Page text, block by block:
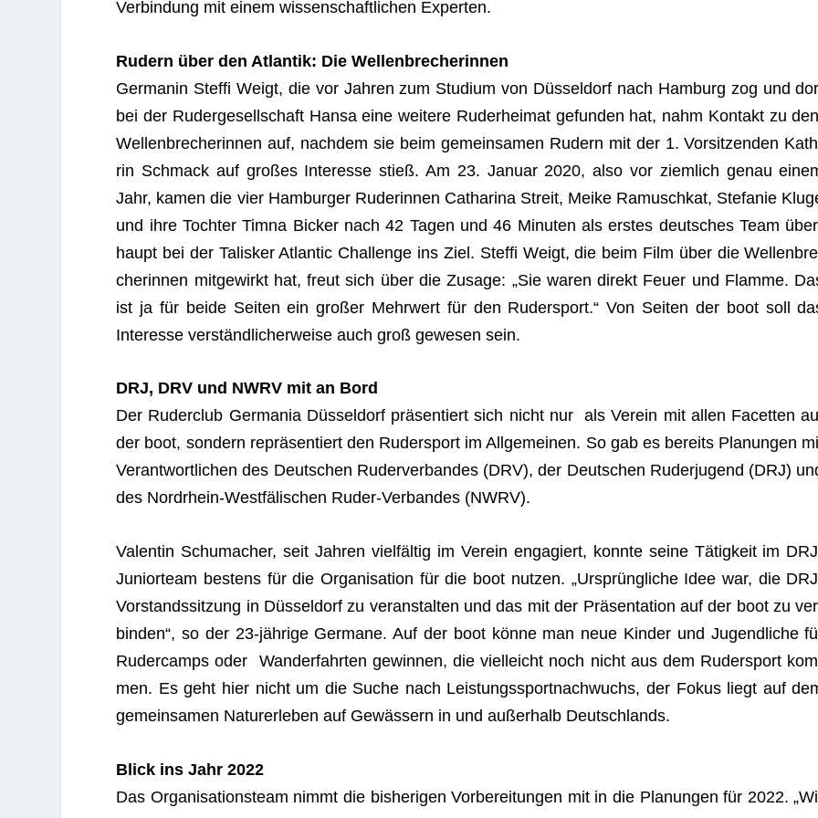
Ver­bin­dung mit einem wis­sen­schaft­li­chen Experten.
Rudern über den Atlan­tik: Die Wellenbrecherinnen
Ger­ma­nin Steffi Weigt, die vor Jah­ren zum Stu­dium von Düs­sel­dorf nach Ham­burg zog und
bei der Ruder­ge­sell­schaft Hansa eine wei­tere Ruder­hei­mat gefun­den hat, nahm Kon­takt zu den
Wel­len­bre­che­rin­nen auf, nach­dem sie beim gemein­sa­men Rudern mit der 1. Vor­sit­zen­den
rin Schmack auf gro­ßes Inter­esse stieß. Am 23. Januar 2020, also vor ziem­lich genau
Jahr, kamen die vier Ham­bur­ger Rude­rin­nen Catha­rina Streit, Meike Ramusch­kat, Ste­fa­nie
und ihre Toch­ter Timna Bicker nach 42 Tagen und 46 Minu­ten als ers­tes deut­sches Team
haupt bei der Talis­ker Atlan­tic Chall­enge ins Ziel. Steffi Weigt, die beim Film über die
che­rin­nen mit­ge­wirkt hat, freut sich über die Zusage: „Sie waren direkt Feuer und Flamme.
ist ja für beide Sei­ten ein gro­ßer Mehr­wert für den Ruder­sport.“ Von Sei­ten der boot soll
Inter­esse ver­ständ­li­cher­weise auch groß gewe­sen sein.
DRJ, DRV und NWRV mit an Bord
Der Ruder­club Ger­ma­nia Düs­sel­dorf prä­sen­tiert sich nicht nur als Ver­ein mit allen Facet­ten
der boot, son­dern reprä­sen­tiert den Ruder­sport im All­ge­mei­nen. So gab es bereits Pla­nun­gen
Ver­ant­wort­li­chen des Deut­schen Ruder­ver­ban­des (DRV), der Deut­schen Ruder­ju­gend (DRJ)
des Nord­rhein-West­fä­li­schen Ruder-Ver­ban­des (NWRV).
Valen­tin Schu­ma­cher, seit Jah­ren viel­fäl­tig im Ver­ein enga­giert, konnte seine Tätig­keit im
Juni­or­team bes­tens für die Orga­ni­sa­tion für die boot nut­zen. „Ursprüng­li­che Idee war, die
Vor­stands­sit­zung in Düs­sel­dorf zu ver­an­stal­ten und das mit der Prä­sen­ta­tion auf der boot zu
bin­den“, so der 23-jäh­rige Ger­mane. Auf der boot könne man neue Kin­der und Jugend­li­che
Ruder­camps oder Wan­der­fahr­ten gewin­nen, die viel­leicht noch nicht aus dem Ruder­sport
men. Es geht hier nicht um die Suche nach Leis­tungs­sport­nach­wuchs, der Fokus liegt auf
gemein­sa­men Natur­er­le­ben auf Gewäs­sern in und außer­halb Deutschlands.
Blick ins Jahr 2022
Das Orga­ni­sa­ti­ons­team nimmt die bis­he­ri­gen Vor­be­rei­tun­gen mit in die Pla­nun­gen für 2022.